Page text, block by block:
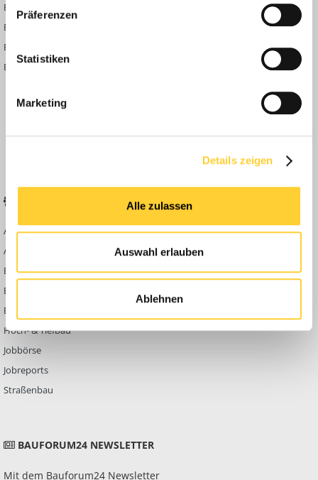
Präferenzen
Statistiken
Marketing
Details zeigen
Alle zulassen
Auswahl erlauben
Ablehnen
Bauforum24 TV
BF24 Mediathek
BF24 Fotostrecken
Bauforum Shop
Abbruch
Ausbildung & Beruf
Bau Allgemein
Baumaschinen
Berg- & Tagebau
Hoch- & Tiefbau
Jobbörse
Jobreports
Straßenbau
KONTAKT
Werben auf
Bauforum24
Datenschutzerklärung
BAUFORUM24 NEWSLETTER
Mit dem Bauforum24 Newsletter